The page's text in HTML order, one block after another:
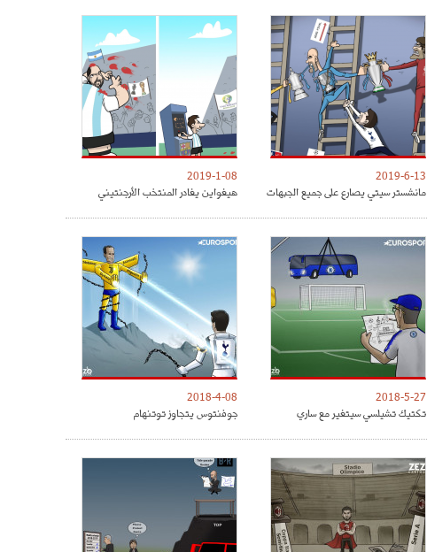
2019-6-13
مانشستر سيتي يصارع على جميع الجبهات
2019-1-08
هيغواين يغادر المنتخب الأرجنتيني
2018-5-27
تكتيك تشيلسي سيتغير مع ساري
2018-4-08
جوفنتوس يتجاوز توتنهام